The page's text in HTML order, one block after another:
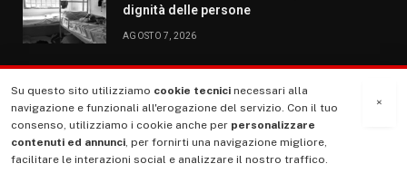
dignità delle persone
AGOSTO 7, 2026
MENU
La Nostra Storia
×
Su questo sito utilizziamo cookie tecnici necessari alla
navigazione e funzionali all'erogazione del servizio. Con il tuo
consenso, utilizziamo i cookie anche per personalizzare
contenuti ed annunci, per fornirti una navigazione migliore,
facilitare le interazioni social e analizzare il nostro traffico.